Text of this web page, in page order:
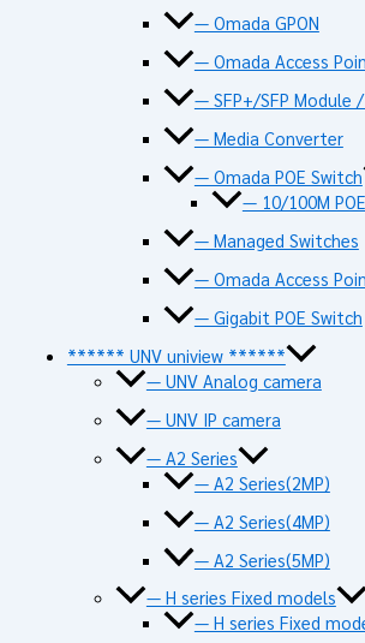
— Omada GPON
— Omada Access
— SFP+/SFP Module
— Media Converter
— Omada POE Switch
— 10/100M
— Managed Switches
— Omada Access
— Gigabit POE Switch
****** UNV uniview ******
— UNV Analog camera
— UNV IP camera
— A2 Series
— A2 Series(2MP)
— A2 Series(4MP)
— A2 Series(5MP)
— H series Fixed models
— H series Fixed